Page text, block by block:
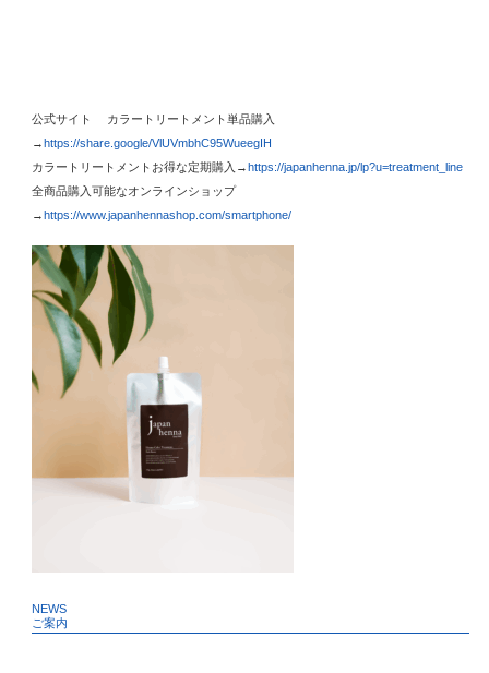
公式サイト カラートリートメント単品購入
→https://share.google/VlUVmbhC95WueegIH
カラートリートメントお得な定期購入→https://japanhenna.jp/lp?u=treatment_line
全商品購入可能なオンラインショップ
→https://www.japanhennashop.com/smartphone/
NEWS
ご案内